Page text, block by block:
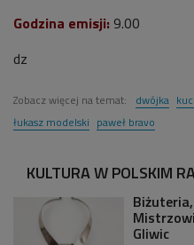
Godzina emisji: 9.00
dz
Zobacz więcej na temat: dwójka
łukasz modelski paweł bravo
KULTURA W POLSKIM
Gliwic